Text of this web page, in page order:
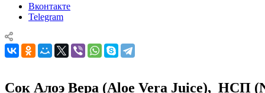
Вконтакте
Telegram
Сок Алоэ Вера (Aloe Vera Juice), НСП